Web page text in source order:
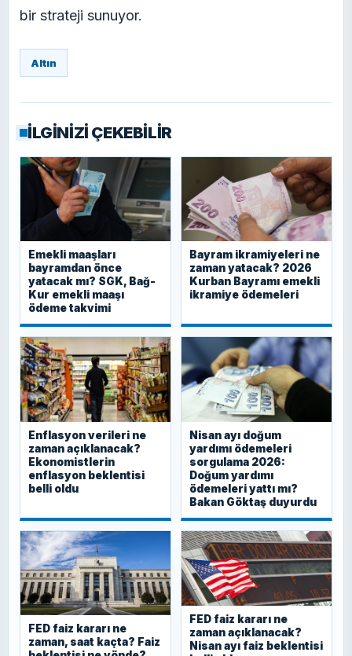
bir strateji sunuyor.
Altın
İLGİNİZİ ÇEKEBİLİR
Emekli maaşları
bayramdan önce
yatacak mı? SGK, Bağ-
Kur emekli maaşı
ödeme takvimi
Bayram ikramiyeleri ne
zaman yatacak? 2026
Kurban Bayramı emekli
ikramiye ödemeleri
Enflasyon verileri ne
zaman açıklanacak?
Ekonomistlerin
enflasyon beklentisi
belli oldu
Nisan ayı doğum
yardımı ödemeleri
sorgulama 2026:
Doğum yardımı
ödemeleri yattı mı?
Bakan Göktaş duyurdu
FED faiz kararı ne
zaman, saat kaçta? Faiz
FED faiz kararı ne
zaman açıklanacak?
Nisan ayı faiz beklentisi